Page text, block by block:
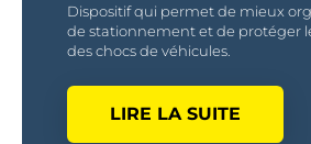
Dispositif qui permet de mieux
de stationnement et de protéger
des chocs de véhicules.
LIRE LA SUITE